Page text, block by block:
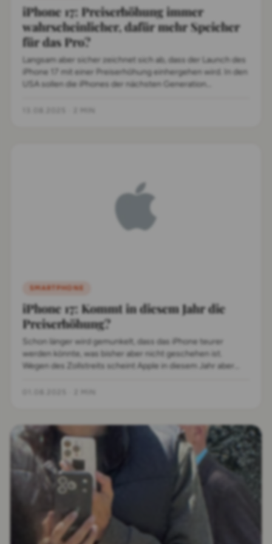
iPhone 17: Preiserhöhung immer
wahrscheinlicher, dafür mehr Speicher
für das Pro?
Langsam aber sicher zeichnet sich ab, dass der Launch des
iPhone 17 mit einer Preiserhöhung einhergehen wird. In den
USA sollen die iPhones der nächsten Generation
SMARTPHONE
iPhone 17: Kommt in diesem Jahr die
Preiserhöhung?
Schon länger wird gemunkelt, dass das iPhone teurer
werden könnte, was bisher aber nicht geschehen ist.
Wegen des Zollstreits scheint Apple in diesem Jahr aber